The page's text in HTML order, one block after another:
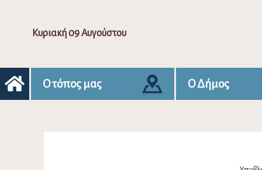
Κυριακή 09 Αυγούστου
Ο τόπος μας Ο Δήμος